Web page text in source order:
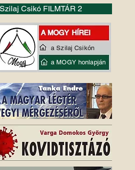
Szilaj Csikó FILMTÁR 2
a Szilaj Csikón
a MOGY honlapján